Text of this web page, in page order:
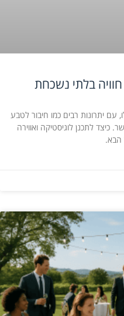
בלתי נשכחת
יתרונות רבים כמו חיבור לטבע
כיצד לתכנן לוגיסטיקה ואווירה
הבא.